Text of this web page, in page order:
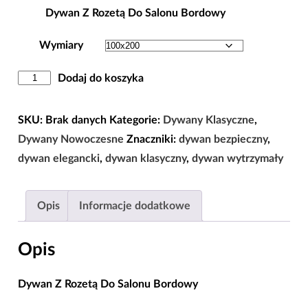
Dywan Z Rozetą Do Salonu Bordowy
Wymiary
ilość
Z
Rozetą
Do
Bordowy
Dodaj do koszyka
SKU: Brak danych Kategorie: Dywany Klasyczne,
Dywany Nowoczesne Znaczniki: dywan bezpieczny,
dywan elegancki, dywan klasyczny, dywan wytrzymały
Opis Informacje dodatkowe
Opis
Dywan Z Rozetą Do Salonu Bordowy